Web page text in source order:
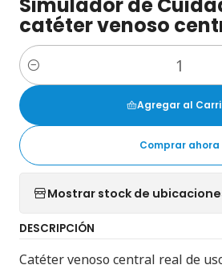
catéter venoso
Cantidad
Agregar al
Comprar ahora
Mostrar stock de
DESCRIPCIÓN
Catéter venoso central real de